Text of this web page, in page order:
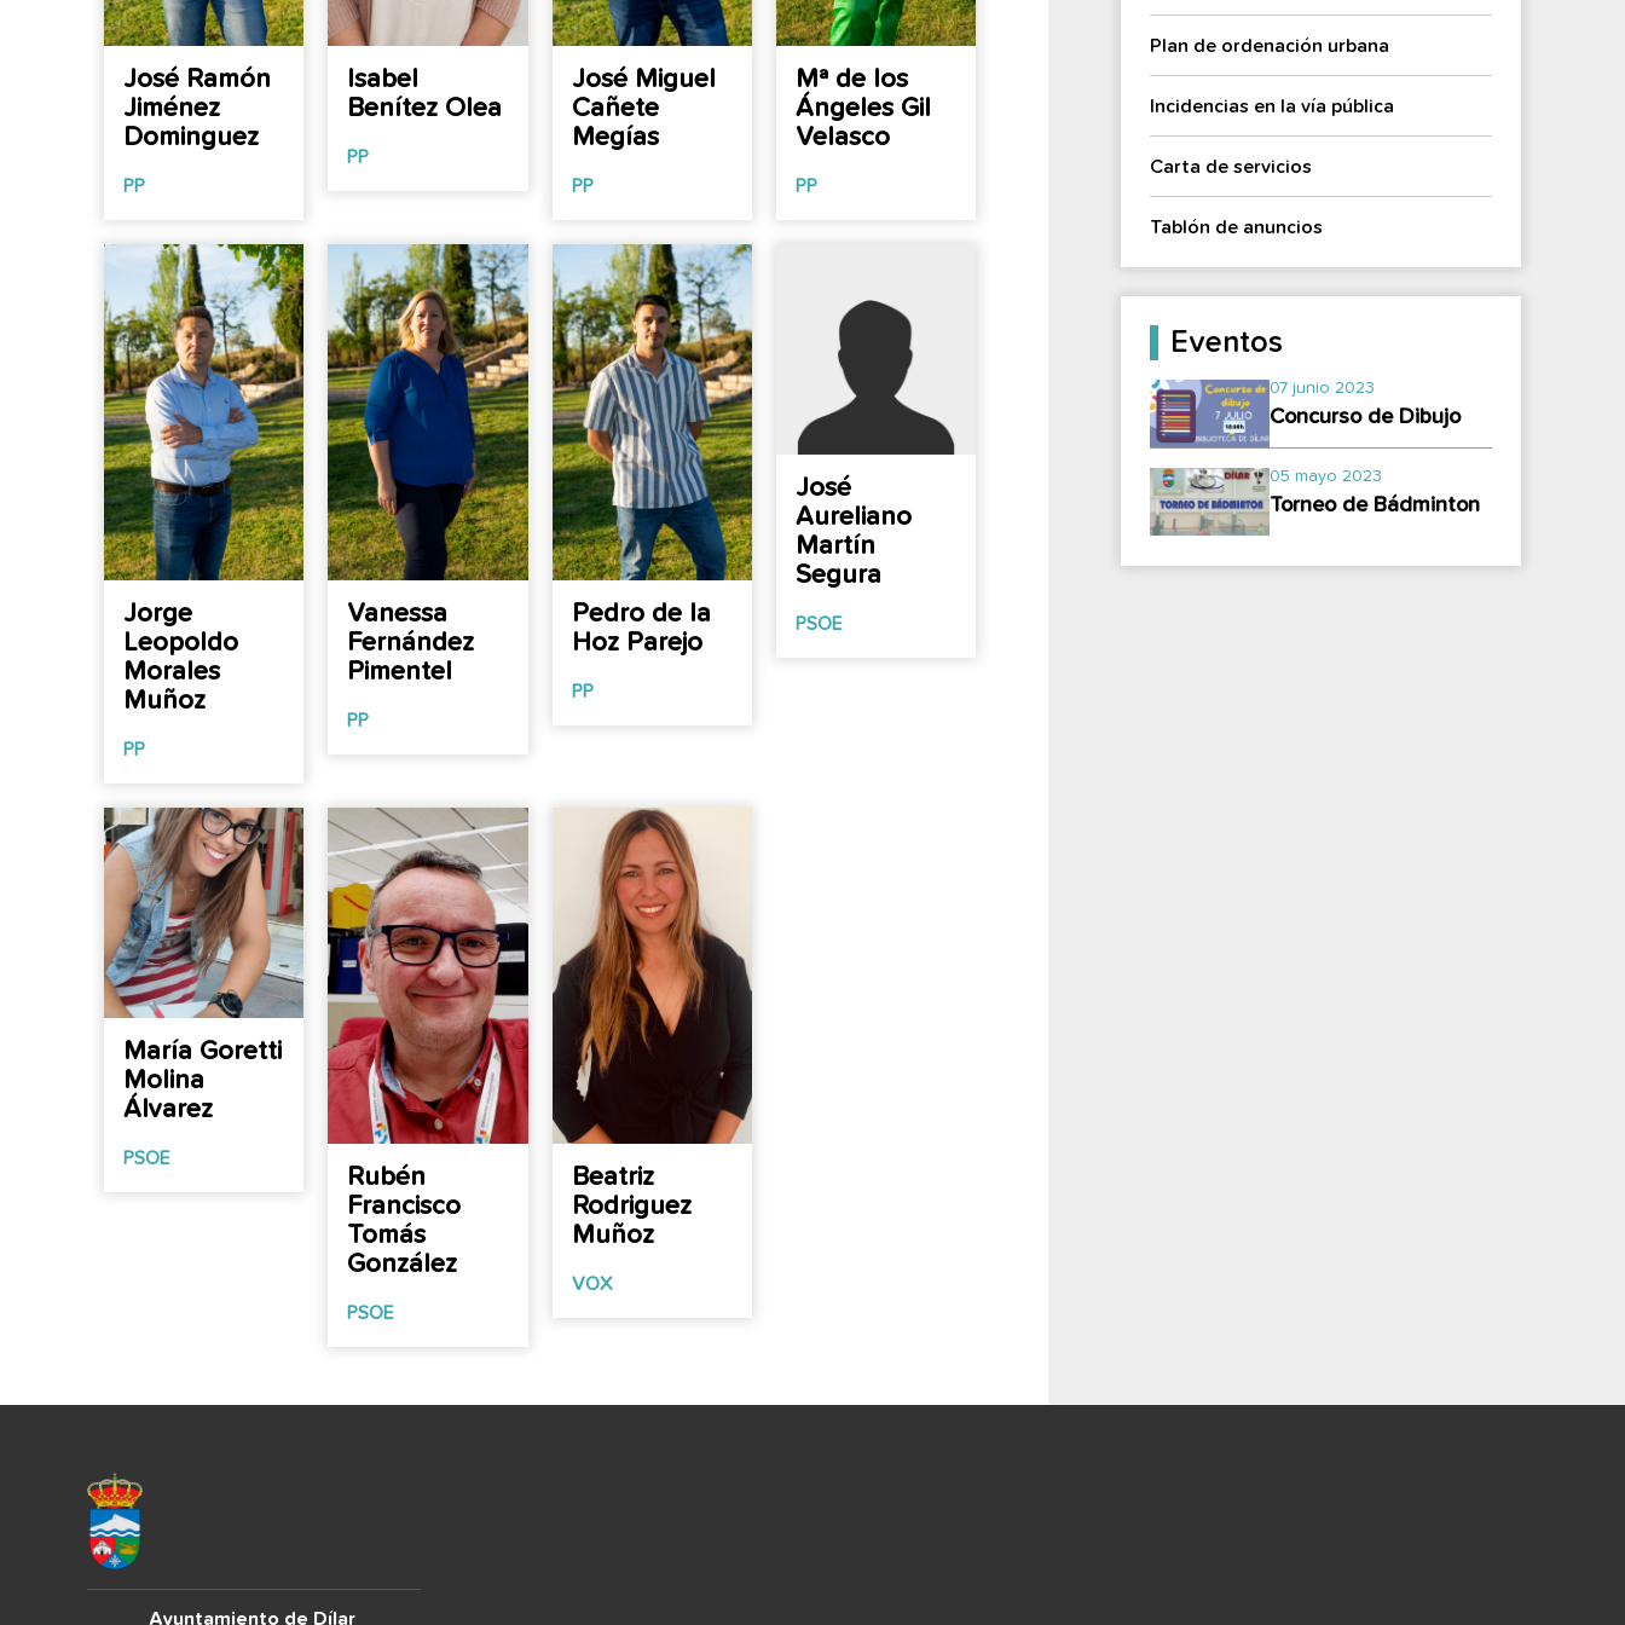
José Ramón
Jiménez
Dominguez
PP
Isabel
Benítez Olea
PP
José Miguel
Cañete
Megías
PP
Mª de los
Ángeles Gil
Velasco
PP
Jorge
Leopoldo
Morales
Muñoz
PP
Vanessa
Fernández
Pimentel
PP
Pedro de la
Hoz Parejo
PP
José
Aureliano
Martín
Segura
PSOE
María Goretti
Molina
Álvarez
PSOE
Rubén
Francisco
Tomás
González
PSOE
Beatriz
Rodriguez
Muñoz
VOX
Plan de ordenación urbana
Incidencias en la vía pública
Carta de servicios
Tablón de anuncios
Eventos
07 junio 2023
Concurso de Dibujo
05 mayo 2023
Torneo de Bádminton
Ayuntamiento de Dílar